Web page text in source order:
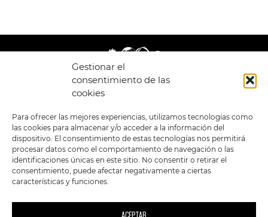
Gestionar el
consentimiento de las
cookies
Para ofrecer las mejores experiencias, utilizamos tecnologías como
las cookies para almacenar y/o acceder a la información del
dispositivo. El consentimiento de estas tecnologías nos permitirá
procesar datos como el comportamiento de navegación o las
identificaciones únicas en este sitio. No consentir o retirar el
consentimiento, puede afectar negativamente a ciertas
características y funciones.
ACEPTAR
LEGAL
POLÍTICA DE
PRIVACIDAD
TÉRMINOS Y
CONDICIONES
GENERALES DE LA
POLÍTICA DE COOKIES
ENLACES
TIENDA
ESTILOS
FORMATOS
PREVENTAS
OFERTAS
MERCHANDISING